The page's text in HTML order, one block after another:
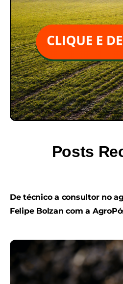
Posts
De técnico a consultor no
Felipe Bolzan com a